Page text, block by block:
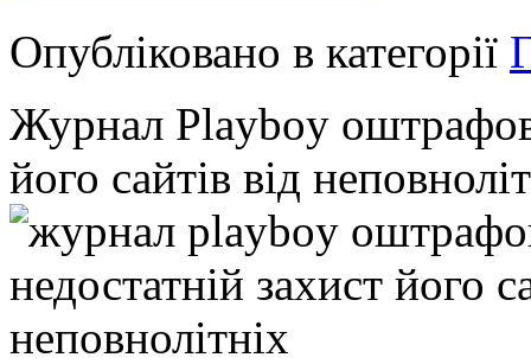
Опубліковано в категорії
Журнал Playboy
його сайтів від